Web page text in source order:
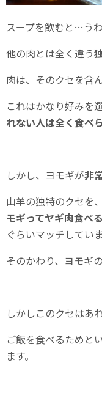
スープを飲むと…うわ
他の肉とは全く違う
肉は、そのクセを含
これはかなり好みを
れない人は全く食べ
しかし、ヨモギが非
山羊の独特のクセを
モギってヤギ肉食べ
ぐらいマッチしてい
そのかわり、ヨモギ
しかしこのクセはあれ
ご飯を食べるためと
ます。